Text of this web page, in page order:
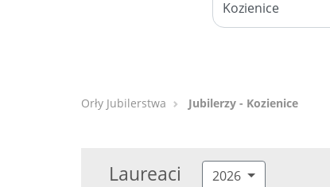
Orły Jubilerstwa Jubilerzy - Kozienice
Laureaci 2026